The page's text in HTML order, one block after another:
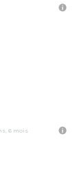
6 mois